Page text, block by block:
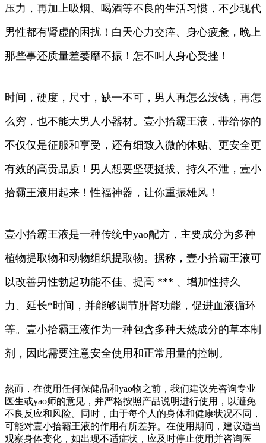
压力，再加上吸烟、喝酒等不良的生活习惯，不少现代
男性都有肾虚的困扰！白天心力交瘁、身心疲惫，晚上
那些事还质量差萎靡不振！怎不叫人身心受挫！
时间，硬度，尺寸，缺一不可，男人再怎么没钱，再怎
么穷，也不能大男人小器材。壹小拾霸王液，带给你的
不仅仅是征服和享受，还有细致入微的体贴、更安全更
有效的高贵品质！男人想要坚硬挺拔、持久不泄，壹小
拾霸王液用起来！性福神器，让你重振雄风！
壹小拾霸王液是一种传统中yao配方，主要成分为多种
植物提取物和动物组织提取物。据称，壹小拾霸王液可
以改善男性勃起功能不佳、提高 *** 、增加性持久
力、延长*时间，并能够调节肝肾功能，促进血液循环
等。壹小拾霸王液作为一种包含多种天然成分的草本制
剂，因此需要注意安全使用和正常用量的控制。
然而，在使用任何保健品和yao物之前，我们建议先咨询专业
医生或yao师的意见，并严格按照产品说明进行使用，以避免
不良反应和风险。同时，由于每个人的身体和健康状况不同，
可能对壹小拾霸王液的作用有所差异。在使用期间，建议适当
观察身体变化，如出现不适症状，应及时停止使用并咨询医